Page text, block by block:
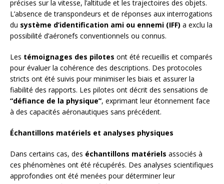
précises sur la vitesse, l’altitude et les trajectoires des objets.
L’absence de transpondeurs et de réponses aux interrogations
du système d’identification ami ou ennemi (IFF) a exclu la
possibilité d’aéronefs conventionnels ou connus.
Les témoignages des pilotes ont été recueillis et comparés
pour évaluer la cohérence des descriptions. Des protocoles
stricts ont été suivis pour minimiser les biais et assurer la
fiabilité des rapports. Les pilotes ont décrit des sensations de
“défiance de la physique”, exprimant leur étonnement face
à des capacités aéronautiques sans précédent.
Échantillons matériels et analyses physiques
Dans certains cas, des échantillons matériels associés à
ces phénomènes ont été récupérés. Des analyses scientifiques
approfondies ont été menées pour déterminer leur